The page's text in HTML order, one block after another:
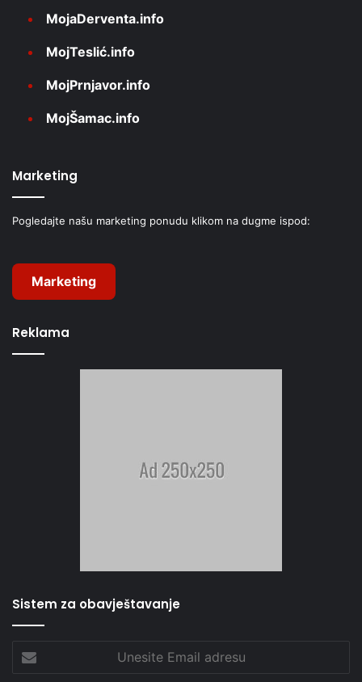
MojaDerventa.info
MojTeslić.info
MojPrnjavor.info
MojŠamac.info
Marketing
Pogledajte našu marketing ponudu klikom na dugme ispod:
Marketing
Reklama
Sistem za obavještavanje
Unesite
Email